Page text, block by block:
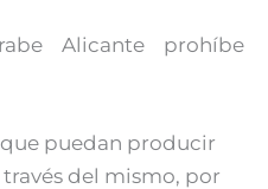
Alicante prohíbe
puedan producir
del mismo, por